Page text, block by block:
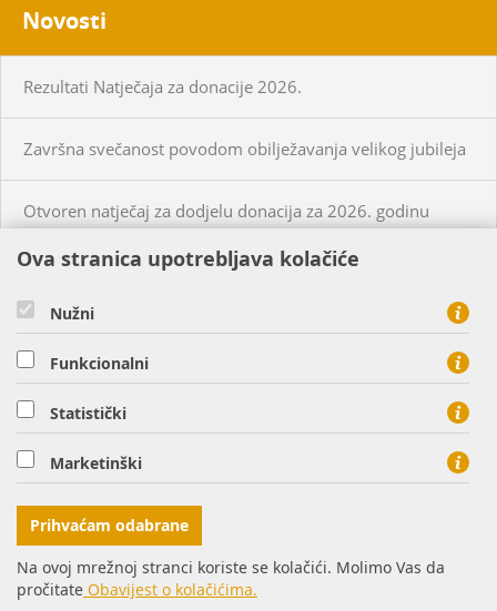
Novosti
Rezultati Natječaja za donacije 2026.
Završna svečanost povodom obilježavanja velikog jubileja
Otvoren natječaj za dodjelu donacija za 2026. godinu
KUPCI
CIJENE PLINA I USLUGA
HEP PLIN d.o.o. - član HEP grupe, Cara Hadrijana 7, 31000
Osijek
tel: 0800 8813, fax: 031 207 113
© Copyright 2016. HEP d.d.
Ova stranica upotrebljava kolačiće
Nužni
Funkcionalni
Statistički
Marketinški
Prihvaćam odabrane
Na ovoj mrežnoj stranci koriste se kolačići. Molimo Vas da
pročitate Obavijest o kolačićima.